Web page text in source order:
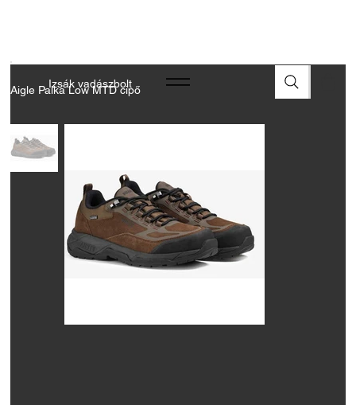
Izsák vadászbolt
Aigle Palka Low MTD cipő